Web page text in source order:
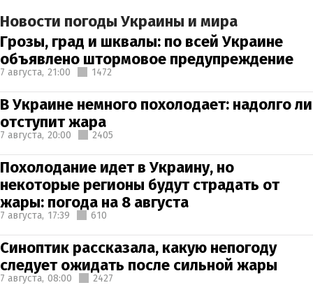
Новости погоды Украины и мира
Грозы, град и шквалы: по всей Украине
объявлено штормовое предупреждение
7 августа, 21:00 1472
В Украине немного похолодает: надолго ли
отступит жара
7 августа, 20:00 2405
Похолодание идет в Украину, но
некоторые регионы будут страдать от
жары: погода на 8 августа
7 августа, 17:39 610
Синоптик рассказала, какую непогоду
следует ожидать после сильной жары
7 августа, 08:00 2427